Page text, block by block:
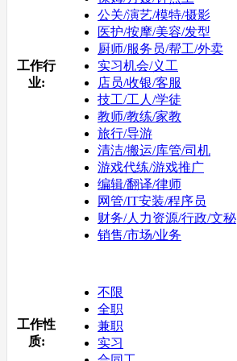
工作行
业:
公关/演艺/模特/摄影
医护/按摩/美容/发型
厨师/服务员/帮工/外卖
实习机会/义工
店员/收银/客服
技工/工人/学徒
教师/教练/家教
旅行/导游
清洁/搬运/库管/司机
游戏代练/游戏推广
编辑/翻译/律师
网管/IT安装/程序员
财务/人力资源/行政/文秘
销售/市场/业务
工作性
质:
不限
全职
兼职
实习